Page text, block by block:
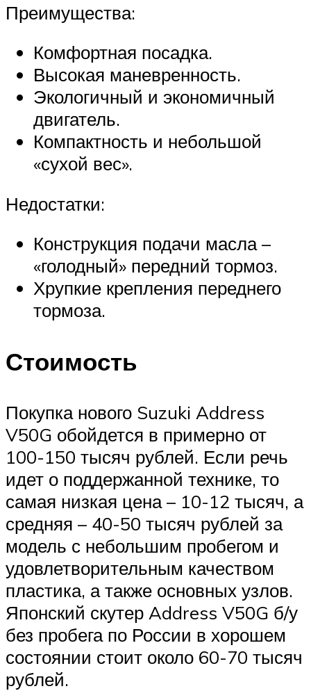
Преимущества:
Комфортная посадка.
Высокая маневренность.
Экологичный и экономичный
двигатель.
Компактность и небольшой
«сухой вес».
Недостатки:
Конструкция подачи масла –
«голодный» передний тормоз.
Хрупкие крепления переднего
тормоза.
Стоимость
Покупка нового Suzuki Address
V50G обойдется в примерно от
100-150 тысяч рублей. Если речь
идет о поддержанной технике, то
самая низкая цена – 10-12 тысяч, а
средняя – 40-50 тысяч рублей за
модель с небольшим пробегом и
удовлетворительным качеством
пластика, а также основных узлов.
Японский скутер Address V50G б/у
без пробега по России в хорошем
состоянии стоит около 60-70 тысяч
рублей.